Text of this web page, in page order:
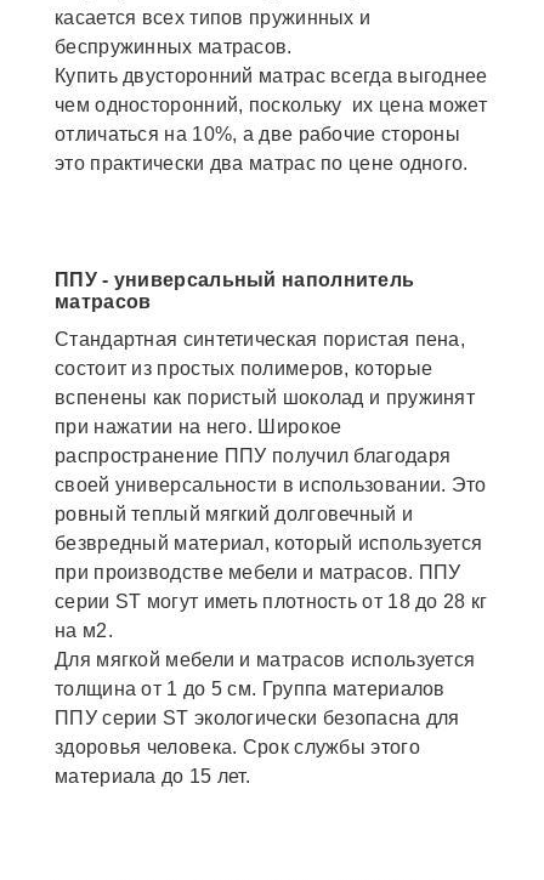
касается всех типов пружинных и
беспружинных матрасов.
Купить двусторонний матрас всегда выгоднее
чем односторонний, поскольку их цена может
отличаться на 10%, а две рабочие стороны
это практически два матрас по цене одного.
ППУ - универсальный наполнитель
матрасов
Стандартная синтетическая пористая пена,
состоит из простых полимеров, которые
вспенены как пористый шоколад и пружинят
при нажатии на него. Широкое
распространение ППУ получил благодаря
своей универсальности в использовании. Это
ровный теплый мягкий долговечный и
безвредный материал, который используется
при производстве мебели и матрасов. ППУ
серии ST могут иметь плотность от 18 до 28 кг
на м2.
Для мягкой мебели и матрасов используется
толщина от 1 до 5 см. Группа материалов
ППУ серии ST экологически безопасна для
здоровья человека. Срок службы этого
материала до 15 лет.